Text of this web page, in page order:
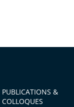
PUBLICATIONS &
COLLOQUES